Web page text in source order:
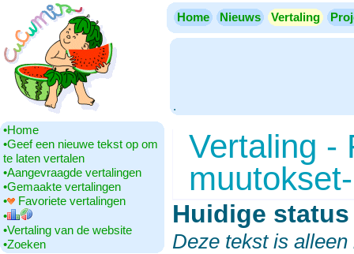
Home Nieuws Vertaling
.
•‎Home
•‎Geef een nieuwe tekst op om
te laten vertalen
•‎Aangevraagde vertalingen
•‎Gemaakte vertalingen
•‎
Favoriete vertalingen
•‎
•‎Vertaling van de website
•‎Zoeken
Vertaling -
Huidige status
Deze tekst is